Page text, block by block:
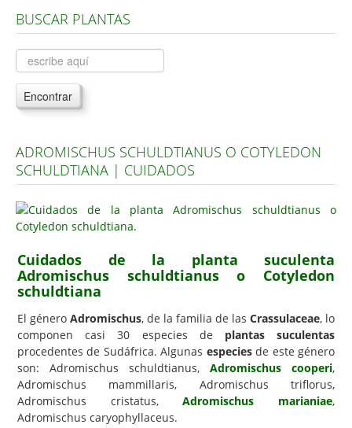
Árboles, Cicas y Palmeras de la G a la Z
Plantas Anuales y Perennes
Plantas Bulbosas y Acuáticas
Plantas de Interior
Plantas Aromáticas y de Huerto
Plantas Carnívoras y Orquídeas
Consejos
Hemisferio Sur
Enfermedades
Animales
Hongos
Carencias
Fotos
BUSCAR PLANTAS
Encontrar
ADROMISCHUS SCHULDTIANUS O COTYLEDON
SCHULDTIANA | CUIDADOS
Cuidados de la planta suculenta
Adromischus schuldtianus o Cotyledon
schuldtiana
El género Adromischus, de la familia de las Crassulaceae, lo
componen casi 30 especies de plantas suculentas
procedentes de Sudáfrica. Algunas especiesde este género
son: Adromischus schuldtianus, Adromischus cooperi,
Adromischus mammillaris, Adromischus triflorus,
Adromischus cristatus,Adromischus marianiae,
Adromischus caryophyllaceus.